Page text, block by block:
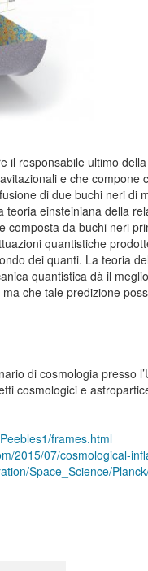
il responsabile ultimo
e che
di due buchi neri di
teoria einsteiniana della
da buchi neri
quantistiche
dei quanti. La teoria
quantistica dà il
che tale predizione
di cosmologia presso
cosmologici e
frames.html
2015/07/cosmological-
Space_Science/